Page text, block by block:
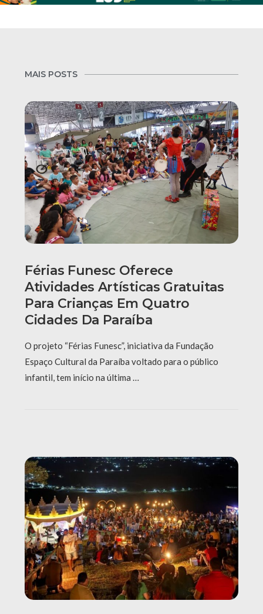
MAIS POSTS
Férias Funesc Oferece
Atividades Artísticas Gratuitas
Para Crianças Em Quatro
Cidades Da Paraíba
O projeto “Férias Funesc”, iniciativa da Fundação
Espaço Cultural da Paraíba voltado para o público
infantil, tem início na última …